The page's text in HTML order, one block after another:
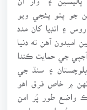
جو پتو پئجي ويو
۽ انڊيا کان مدد
اميدون آهن ته دنيا
جي حمايت ڪندا
۽ سنڌ جي
۾ خاص فرق اهو
واضع طور پُر امن
پُر امن سياسي